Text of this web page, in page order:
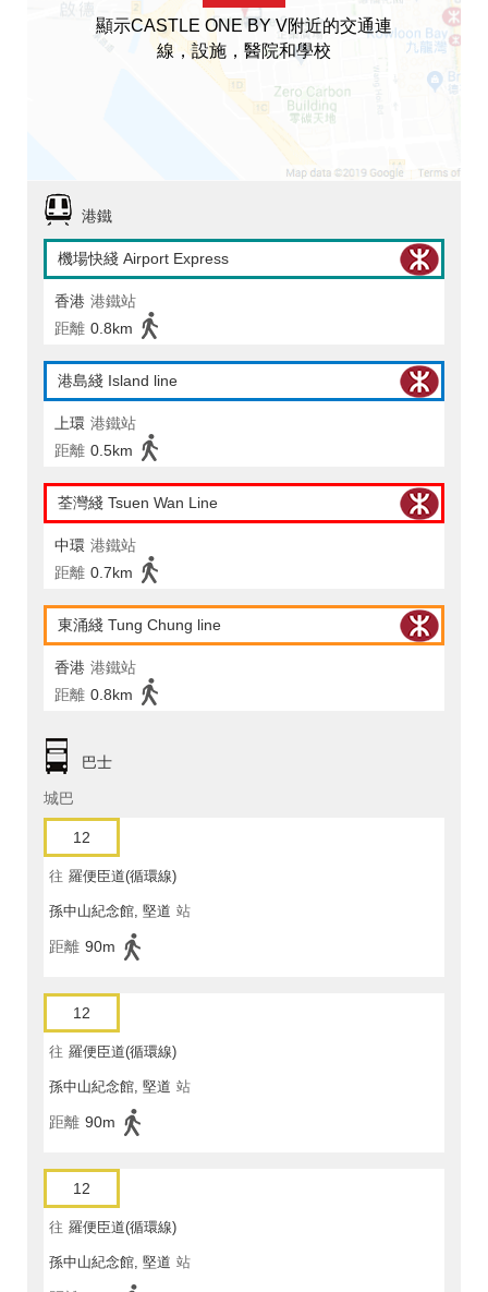
顯示CASTLE ONE BY V附近的交通連
線，設施，醫院和學校
港鐵
機場快綫 Airport Express
香港 港鐵站
距離 0.8km
港島綫 Island line
上環 港鐵站
距離 0.5km
荃灣綫 Tsuen Wan Line
中環 港鐵站
距離 0.7km
東涌綫 Tung Chung line
香港 港鐵站
距離 0.8km
巴士
城巴
12
往 羅便臣道(循環線)
孫中山紀念館, 堅道 站
距離 90m
12
往 羅便臣道(循環線)
孫中山紀念館, 堅道 站
距離 90m
12
往 羅便臣道(循環線)
孫中山紀念館, 堅道 站